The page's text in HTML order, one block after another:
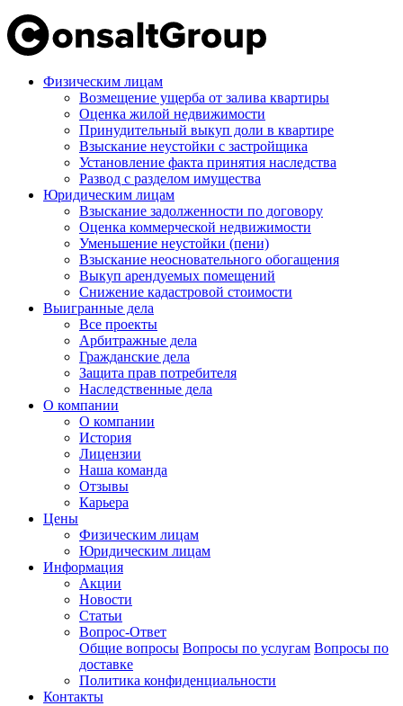
Физическим лицам
Возмещение ущерба от залива квартиры
Оценка жилой недвижимости
Принудительный выкуп доли в квартире
Взыскание неустойки с застройщика
Установление факта принятия наследства
Развод с разделом имущества
Юридическим лицам
Взыскание задолженности по договору
Оценка коммерческой недвижимости
Уменьшение неустойки (пени)
Взыскание неосновательного обогащения
Выкуп арендуемых помещений
Снижение кадастровой стоимости
Выигранные дела
Все проекты
Арбитражные дела
Гражданские дела
Защита прав потребителя
Наследственные дела
О компании
О компании
История
Лицензии
Наша команда
Отзывы
Карьера
Цены
Физическим лицам
Юридическим лицам
Информация
Акции
Новости
Статьи
Вопрос-Ответ
Общие вопросы Вопросы по услугам Вопросы по
доставке
Политика конфиденциальности
Контакты